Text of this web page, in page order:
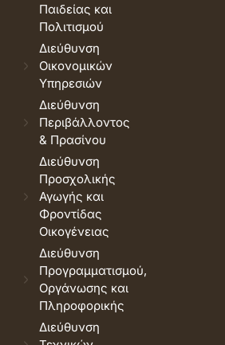
Παιδείας και
Πολιτισμού
Διεύθυνση
Οικονομικών
Υπηρεσιών
Διεύθυνση
Περιβάλλοντος
& Πρασίνου
Διεύθυνση
Προσχολικής
Αγωγής και
Φροντίδας
Οικογένειας
Διεύθυνση
Προγραμματισμού,
Οργάνωσης και
Πληροφορικής
Διεύθυνση